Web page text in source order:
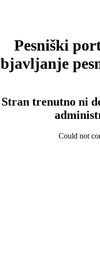
Pesniški
Stran trenutno ni
Could not